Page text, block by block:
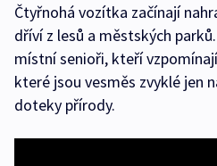
Čtyřnohá vozítka začínají
dříví z lesů a městských
místní senioři, kteří
které jsou vesměs zvyklé jen
doteky přírody.